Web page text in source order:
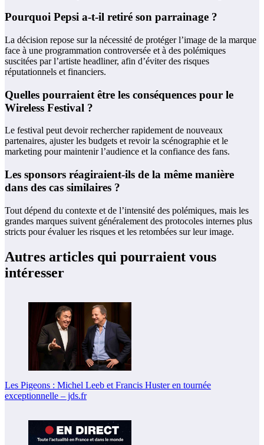
Pourquoi Pepsi a-t-il retiré son parrainage ?
La décision repose sur la nécessité de protéger l’image de la marque
face à une programmation controversée et à des polémiques
suscitées par l’artiste headliner, afin d’éviter des risques
réputationnels et financiers.
Quelles pourraient être les conséquences pour le
Wireless Festival ?
Le festival peut devoir rechercher rapidement de nouveaux
partenaires, ajuster les budgets et revoir la scénographie et le
marketing pour maintenir l’audience et la confiance des fans.
Les sponsors réagiraient-ils de la même manière
dans des cas similaires ?
Tout dépend du contexte et de l’intensité des polémiques, mais les
grandes marques suivent généralement des protocoles internes plus
stricts pour évaluer les risques et les retombées sur leur image.
Autres articles qui pourraient vous
intéresser
Les Pigeons : Michel Leeb et Francis Huster en tournée
exceptionnelle – jds.fr